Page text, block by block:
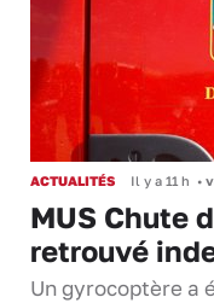
ACTUALITÉS Il y a 11 h •
MUS Chute
retrouvé
Un gyrocoptère a